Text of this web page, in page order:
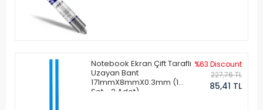
Notebook Ekran Çift Taraflı
Uzayan Bant
171mmX8mmX0.3mm (1
Set - 2 Adet)
%63 Discount
227,76 TL
85,41 TL